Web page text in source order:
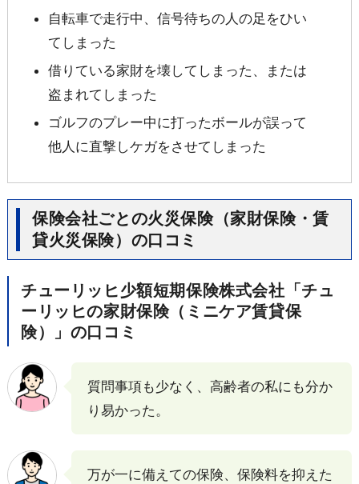
自転車で走行中、信号待ちの人の足をひい
てしまった
借りている家財を壊してしまった、または
盗まれてしまった
ゴルフのプレー中に打ったボールが誤って
他人に直撃しケガをさせてしまった
保険会社ごとの火災保険（家財保険・賃
貸火災保険）の口コミ
チューリッヒ少額短期保険株式会社「チュ
ーリッヒの家財保険（ミニケア賃貸保
険）」の口コミ
質問事項も少なく、高齢者の私にも分か
り易かった。
万が一に備えての保険、保険料を抑えた